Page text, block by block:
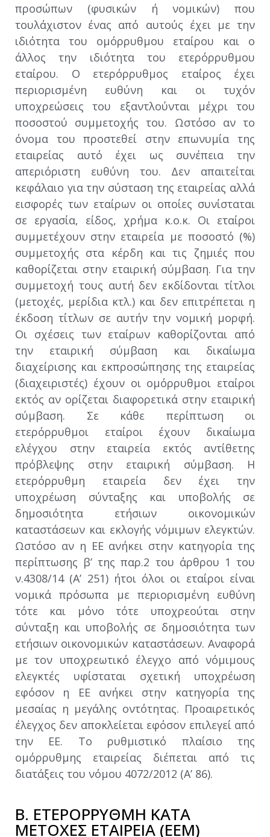
προσώπων (φυσικών ή νομικών) που
τουλάχιστον ένας από αυτούς έχει με την
ιδιότητα του ομόρρυθμου εταίρου και ο
άλλος την ιδιότητα του ετερόρρυθμου
εταίρου. Ο ετερόρρυθμος εταίρος έχει
περιορισμένη ευθύνη και οι τυχόν
υποχρεώσεις του εξαντλούνται μέχρι του
ποσοστού συμμετοχής του. Ωστόσο αν το
όνομα του προστεθεί στην επωνυμία της
εταιρείας αυτό έχει ως συνέπεια την
απεριόριστη ευθύνη του. Δεν απαιτείται
κεφάλαιο για την σύσταση της εταιρείας αλλά
εισφορές των εταίρων οι οποίες συνίσταται
σε εργασία, είδος, χρήμα κ.ο.κ. Οι εταίροι
συμμετέχουν στην εταιρεία με ποσοστό (%)
συμμετοχής στα κέρδη και τις ζημιές που
καθορίζεται στην εταιρική σύμβαση. Για την
συμμετοχή τους αυτή δεν εκδίδονται τίτλοι
(μετοχές, μερίδια κτλ.) και δεν επιτρέπεται η
έκδοση τίτλων σε αυτήν την νομική μορφή.
Οι σχέσεις των εταίρων καθορίζονται από
την εταιρική σύμβαση και δικαίωμα
διαχείρισης και εκπροσώπησης της εταιρείας
(διαχειριστές) έχουν οι ομόρρυθμοι εταίροι
εκτός αν ορίζεται διαφορετικά στην εταιρική
σύμβαση. Σε κάθε περίπτωση οι
ετερόρρυθμοι εταίροι έχουν δικαίωμα
ελέγχου στην εταιρεία εκτός αντίθετης
πρόβλεψης στην εταιρική σύμβαση. Η
ετερόρρυθμη εταιρεία δεν έχει την
υποχρέωση σύνταξης και υποβολής σε
δημοσιότητα ετήσιων οικονομικών
καταστάσεων και εκλογής νόμιμων ελεγκτών.
Ωστόσο αν η ΕΕ ανήκει στην κατηγορία της
περίπτωσης β’ της παρ.2 του άρθρου 1 του
ν.4308/14 (Α’ 251) ήτοι όλοι οι εταίροι είναι
νομικά πρόσωπα με περιορισμένη ευθύνη
τότε και μόνο τότε υποχρεούται στην
σύνταξη και υποβολής σε δημοσιότητα των
ετήσιων οικονομικών καταστάσεων. Αναφορά
με τον υποχρεωτικό έλεγχο από νόμιμους
ελεγκτές υφίσταται σχετική υποχρέωση
εφόσον η ΕΕ ανήκει στην κατηγορία της
μεσαίας η μεγάλης οντότητας. Προαιρετικός
έλεγχος δεν αποκλείεται εφόσον επιλεγεί από
την ΕΕ. Το ρυθμιστικό πλαίσιο της
ομόρρυθμης εταιρείας διέπεται από τις
διατάξεις του νόμου 4072/2012 (Α’ 86).
Β. ΕΤΕΡΟΡΡΥΘΜΗ ΚΑΤΑ
ΜΕΤΟΧΕΣ ΕΤΑΙΡΕΙΑ (ΕΕΜ)